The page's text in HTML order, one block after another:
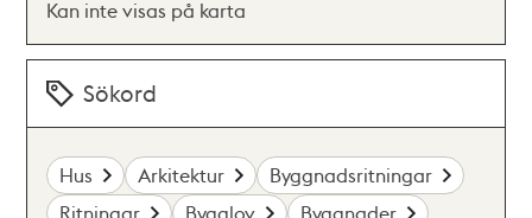
Kan inte visas på karta
Sökord
Hus Arkitektur
Byggnadsritningar
Ritningar
Bygglov
Byggnader